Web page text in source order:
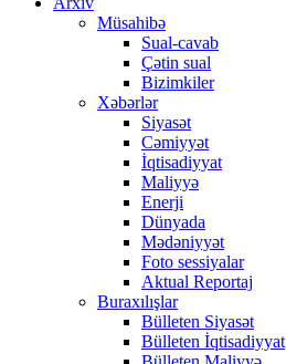
Müsahibə
Sual-cavab
Çətin sual
Bizimkiler
Xəbərlər
Siyasət
Cəmiyyət
İqtisadiyyat
Maliyyə
Enerji
Dünyada
Mədəniyyət
Foto sessiyalar
Aktual Reportaj
Buraxılışlar
Bülleten Siyasət
Bülleten İqtisadiyyat